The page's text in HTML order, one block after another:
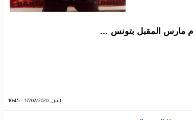
مارس المقبل بتونس …
اثنين, 17/02/2020 - 10:45